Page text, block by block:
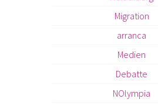
Migration
arranca
Medien
Debatte
NOlympia